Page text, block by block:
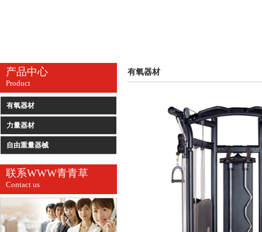
产品中心
Product
有氧器材
力量器材
自由重量器械
联系WWW青青草
Contact us
有氧器材